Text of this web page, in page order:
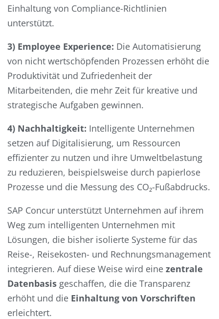
Einhaltung von Compliance-Richtlinien
unterstützt.
3) Employee Experience: Die Automatisierung
von nicht wertschöpfenden Prozessen erhöht die
Produktivität und Zufriedenheit der
Mitarbeitenden, die mehr Zeit für kreative und
strategische Aufgaben gewinnen.
4) Nachhaltigkeit: Intelligente Unternehmen
setzen auf Digitalisierung, um Ressourcen
effizienter zu nutzen und ihre Umweltbelastung
zu reduzieren, beispielsweise durch papierlose
Prozesse und die Messung des CO₂-Fußabdrucks.
SAP Concur unterstützt Unternehmen auf ihrem
Weg zum intelligenten Unternehmen mit
Lösungen, die bisher isolierte Systeme für das
Reise-, Reisekosten- und Rechnungsmanagement
integrieren. Auf diese Weise wird eine zentrale
Datenbasis geschaffen, die die Transparenz
erhöht und die Einhaltung von Vorschriften
erleichtert.